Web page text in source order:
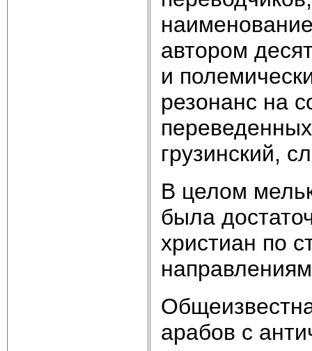
автором
и
резонанс на
грузинский,
В целом
была
христиан по
арабов с